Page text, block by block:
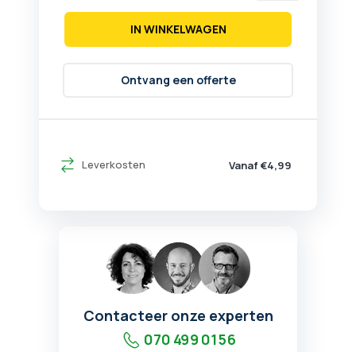
Leverkosten Vanaf €4,99
IN WINKELWAGEN
Ontvang een offerte
Contacteer onze experten
070 499 01 56